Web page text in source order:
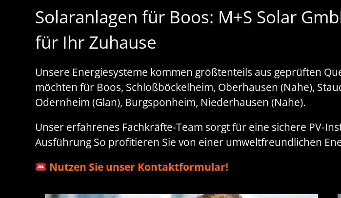
Solaranlagen für Boos: M+S Solar
für Ihr Zuhause
Unsere Energiesysteme kommen größtenteils aus geprüften
möchten für Boos, Schloßböckelheim, Oberhausen (Nahe),
Odernheim (Glan), Burgsponheim, Niederhausen (Nahe).
Unser erfahrenes Fachkräfte-Team sorgt für eine sichere PV-
Ausführung So profitieren Sie von einer umweltfreundlichen
Nutzen Sie unser Kontaktformular!